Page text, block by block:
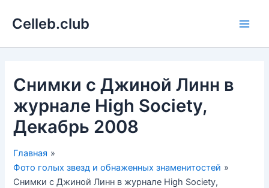
Celleb.club
Снимки с Джиной Линн в
журнале High Society,
Декабрь 2008
Главная
Фото голых звезд и обнаженных знаменитостей
Снимки с Джиной Линн в журнале High Society,